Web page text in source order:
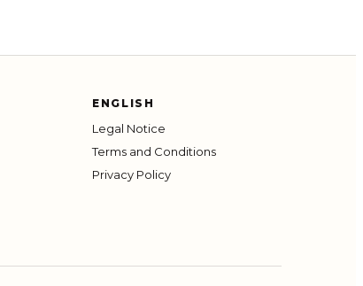
ENGLISH
Legal Notice
Terms and Conditions
Privacy Policy